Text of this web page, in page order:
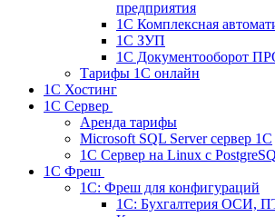
предприятия
1С Комплексная
1С ЗУП
1С Документооборот
Тарифы 1С онлайн
1С Хостинг
1С Сервер
Аренда тарифы
Microsoft SQL Server сервер 1С
1С Сервер на Linux c
1С Фреш
1С: Фреш для конфигураций
1С: Бухгалтерия ОСИ,